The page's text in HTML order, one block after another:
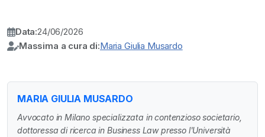
Data:24/06/2026
Massima a cura di:Maria Giulia Musardo
MARIA GIULIA MUSARDO
Avvocato in Milano specializzata in contenzioso societario,
dottoressa di ricerca in Business Law presso l'Università